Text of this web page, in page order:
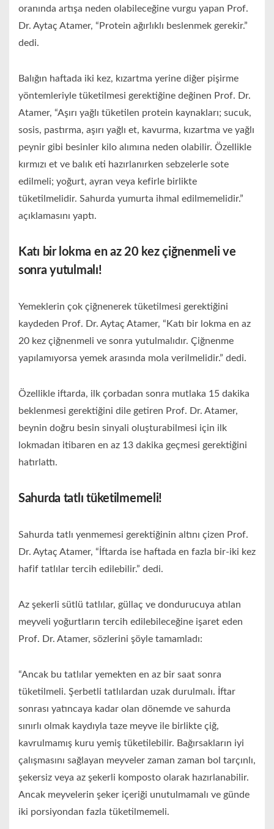
oranında artışa neden olabileceğine vurgu yapan Prof.
Dr. Aytaç Atamer, “Protein ağırlıklı beslenmek gerekir.”
dedi.
Balığın haftada iki kez, kızartma yerine diğer pişirme
yöntemleriyle tüketilmesi gerektiğine değinen Prof. Dr.
Atamer, “Aşırı yağlı tüketilen protein kaynakları; sucuk,
sosis, pastırma, aşırı yağlı et, kavurma, kızartma ve yağlı
peynir gibi besinler kilo alımına neden olabilir. Özellikle
kırmızı et ve balık eti hazırlanırken sebzelerle sote
edilmeli; yoğurt, ayran veya kefirle birlikte
tüketilmelidir. Sahurda yumurta ihmal edilmemelidir.”
açıklamasını yaptı.
Katı bir lokma en az 20 kez çiğnenmeli ve
sonra yutulmalı!
Yemeklerin çok çiğnenerek tüketilmesi gerektiğini
kaydeden Prof. Dr. Aytaç Atamer, “Katı bir lokma en az
20 kez çiğnenmeli ve sonra yutulmalıdır. Çiğnenme
yapılamıyorsa yemek arasında mola verilmelidir.” dedi.
Özellikle iftarda, ilk çorbadan sonra mutlaka 15 dakika
beklenmesi gerektiğini dile getiren Prof. Dr. Atamer,
beynin doğru besin sinyali oluşturabilmesi için ilk
lokmadan itibaren en az 13 dakika geçmesi gerektiğini
hatırlattı.
Sahurda tatlı tüketilmemeli!
Sahurda tatlı yenmemesi gerektiğinin altını çizen Prof.
Dr. Aytaç Atamer, “İftarda ise haftada en fazla bir-iki kez
hafif tatlılar tercih edilebilir.” dedi.
Az şekerli sütlü tatlılar, güllaç ve dondurucuya atılan
meyveli yoğurtların tercih edilebileceğine işaret eden
Prof. Dr. Atamer, sözlerini şöyle tamamladı:
“Ancak bu tatlılar yemekten en az bir saat sonra
tüketilmeli. Şerbetli tatlılardan uzak durulmalı. İftar
sonrası yatıncaya kadar olan dönemde ve sahurda
sınırlı olmak kaydıyla taze meyve ile birlikte çiğ,
kavrulmamış kuru yemiş tüketilebilir. Bağırsakların iyi
çalışmasını sağlayan meyveler zaman zaman bol tarçınlı,
şekersiz veya az şekerli komposto olarak hazırlanabilir.
Ancak meyvelerin şeker içeriği unutulmamalı ve günde
iki porsiyondan fazla tüketilmemeli.